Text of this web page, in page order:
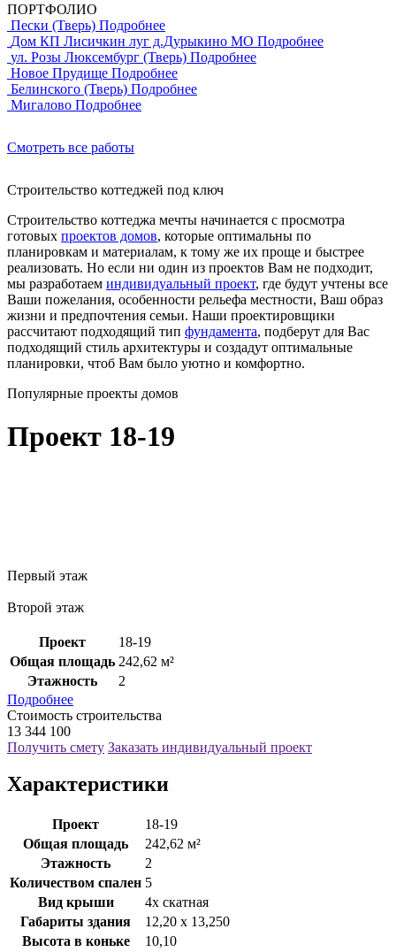
ПОРТФОЛИО
Пески (Тверь) Подробнее
Дом КП Лисичкин луг д.Дурыкино МО Подробнее
ул. Розы Люксембург (Тверь) Подробнее
Новое Прудище Подробнее
Белинского (Тверь) Подробнее
Мигалово Подробнее
Смотреть все работы
Строительство коттеджей под ключ
Строительство коттеджа мечты начинается с просмотра
готовых проектов домов, которые оптимальны по
планировкам и материалам, к тому же их проще и быстрее
реализовать. Но если ни один из проектов Вам не подходит,
мы разработаем индивидуальный проект, где будут учтены все
Ваши пожелания, особенности рельефа местности, Ваш образ
жизни и предпочтения семьи. Наши проектировщики
рассчитают подходящий тип фундамента, подберут для Вас
подходящий стиль архитектуры и создадут оптимальные
планировки, чтоб Вам было уютно и комфортно.
Популярные проекты домов
Проект 18-19
Первый этаж
Второй этаж
Проект
18-19
Общая площадь 242,62 м²
Этажность
2
Подробнее
Стоимость строительства
13 344 100
Получить смету Заказать индивидуальный проект
Характеристики
Проект
18-19
Общая площадь
242,62 м²
Этажность
2
Количеством спален 5
Вид крыши
4х скатная
Габариты здания
12,20 х 13,250
Высота в коньке
10,10